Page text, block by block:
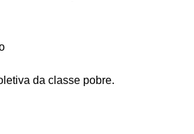
da classe pobre.